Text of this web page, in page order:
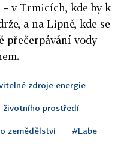
v Trmicích, kde by k
a na Lipně, kde se
přečerpávání vody
zdroje energie
životního prostředí
zemědělství #Labe